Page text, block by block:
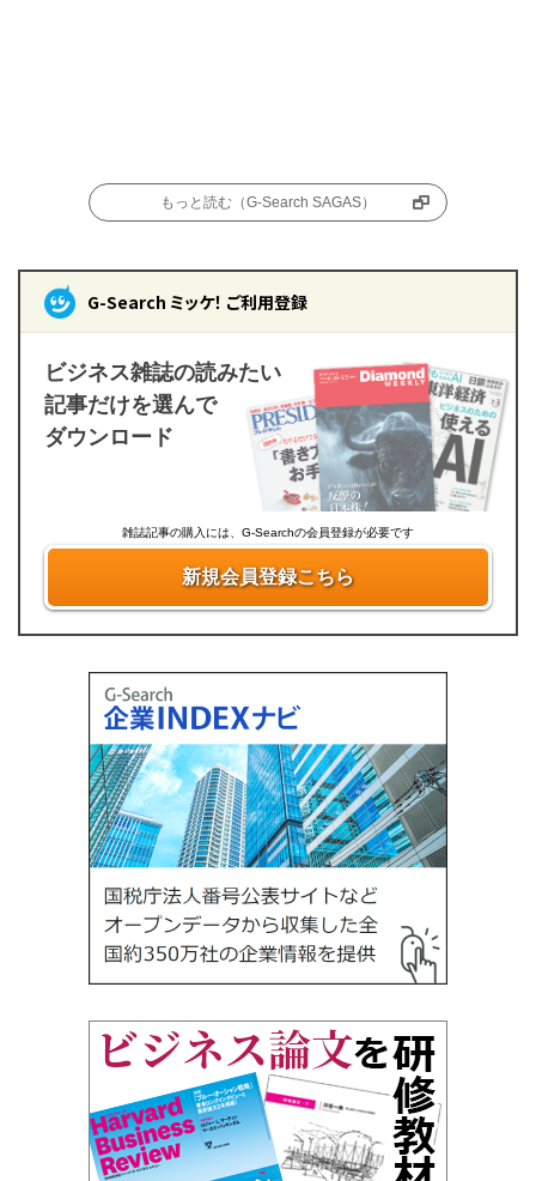
もっと読む（G-Search SAGAS）
G-Search ミッケ！ ご利用登録
ビジネス雑誌の読みたい
記事だけを選んで
ダウンロード
雑誌記事の購入には、G-Searchの会員登録が必要です
新規会員登録こちら